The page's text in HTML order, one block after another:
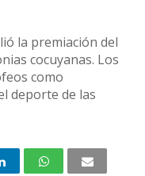
la premiación del
cocuyanas. Los
como
deporte de las